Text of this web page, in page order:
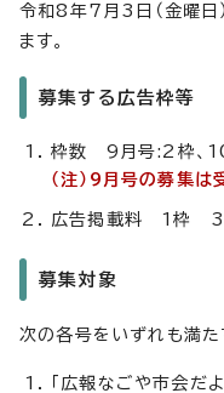
令和8年7月3日（金曜日
ます。
募集する広告枠等
枠数 9月号:2枠、
（注）9月号の募集は
広告掲載料 1枠
募集対象
次の各号をいずれも満た
「広報なごや市会だ